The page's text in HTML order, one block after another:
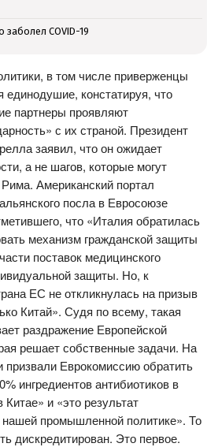
заболел COVID-19
в том числе приверженцы
констатируя, что
партнеры проявляют
с их страной. Президент
заявил, что он ожидает
а не шагов, которые могут
Американский портал
посла в Евросоюзе
что «Италия обратилась
механизм гражданской защиты
поставок медицинского
защиты. Но, к
ЕС не откликнулась на призыв
Китай». Судя по всему, такая
раздражение Европейской
решает собственные задачи. На
призвали Еврокомиссию обратить
ингредиентов антибиотиков в
и «это результат
промышленной политике». То
дискредитирован. Это первое.